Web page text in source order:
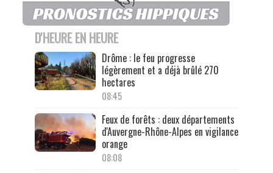
D'HEURE EN HEURE
Drôme : le feu progresse
légèrement et a déjà brûlé 270
hectares
08:45
Feux de forêts : deux départements
d'Auvergne-Rhône-Alpes en vigilance
orange
08:08